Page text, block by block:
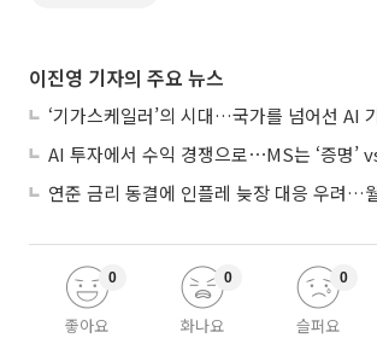
이진영 기자의 주요 뉴스
‘기가스케일러’의 시대…국가를 넘어선 AI
좋아요
0
화나요
0
슬퍼요
0